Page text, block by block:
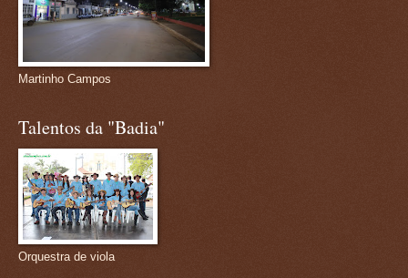
Martinho Campos
Talentos da "Badia"
Orquestra de viola